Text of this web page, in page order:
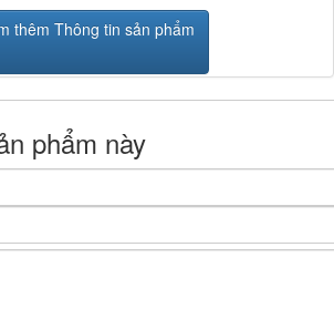
thêm Thông tin sản phẩm
phẩm này